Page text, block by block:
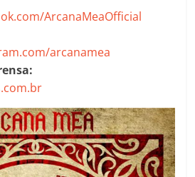
ArcanaMeaOfficial
arcanamea